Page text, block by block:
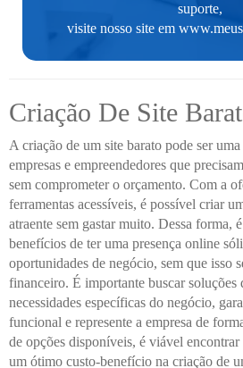
suporte,
visite nosso site em
Criação De Site
A criação de um site barato pode ser
empresas e empreendedores que
sem comprometer o orçamento. Com a
ferramentas acessíveis, é possível criar
atraente sem gastar muito. Dessa forma,
benefícios de ter uma presença online
oportunidades de negócio, sem que isso
financeiro. É importante buscar soluções
necessidades específicas do negócio,
funcional e represente a empresa de
de opções disponíveis, é viável
um ótimo custo-benefício na criação de